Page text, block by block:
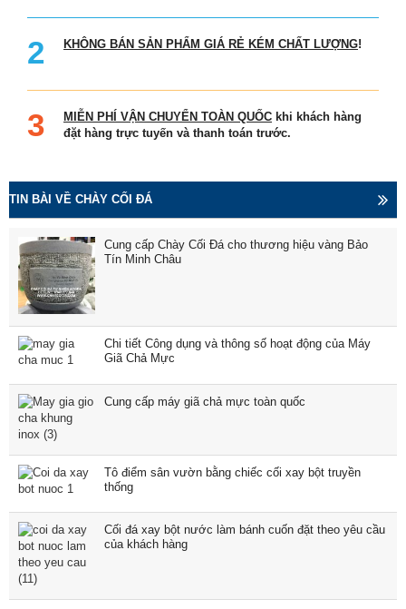
KHÔNG BÁN SẢN PHẨM GIÁ RẺ KÉM CHẤT LƯỢNG!
MIỄN PHÍ VẬN CHUYỂN TOÀN QUỐC khi khách hàng
đặt hàng trực tuyến và thanh toán trước.
TIN BÀI VỀ CHÀY CỐI ĐÁ
Cung cấp Chày Cối Đá cho thương hiệu vàng Bảo
Tín Minh Châu
Chi tiết Công dụng và thông số hoạt động của Máy
Giã Chả Mực
Cung cấp máy giã chả mực toàn quốc
Tô điểm sân vườn bằng chiếc cối xay bột truyền
thống
Cối đá xay bột nước làm bánh cuốn đặt theo yêu cầu
của khách hàng